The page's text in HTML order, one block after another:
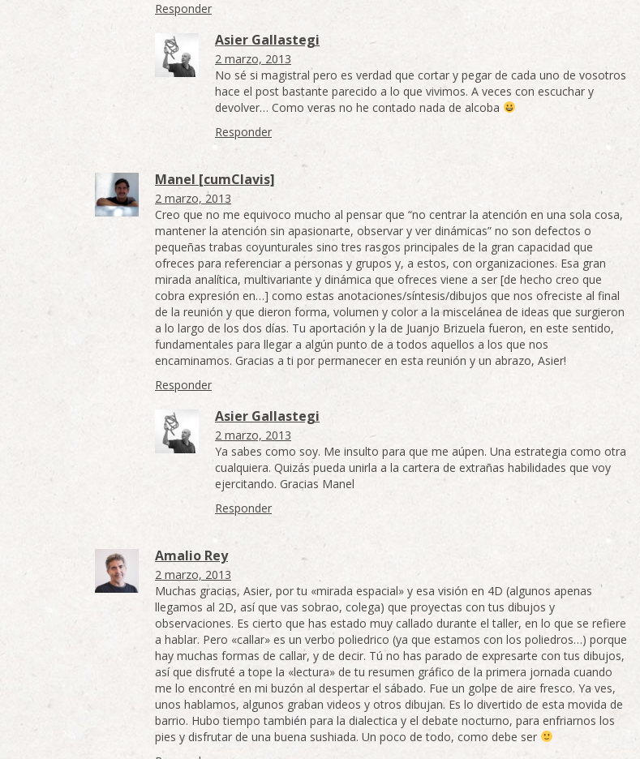
Responder
Asier Gallastegi
2 marzo, 2013
No sé si magistral pero es verdad que cortar y pegar de cada uno de vosotros
hace el post bastante parecido a lo que vivimos. A veces con escuchar y
devolver… Como veras no he contado nada de alcoba
Responder
Manel [cumClavis]
2 marzo, 2013
Creo que no me equivoco mucho al pensar que “no centrar la atención en una sola cosa,
mantener la atención sin apasionarte, observar y ver dinámicas” no son defectos o
pequeñas trabas coyunturales sino tres rasgos principales de la gran capacidad que
ofreces para referenciar a personas y grupos y, a estos, con organizaciones. Esa gran
mirada analítica, multivariante y dinámica que ofreces viene a ser [de hecho creo que
cobra expresión en…] como estas anotaciones/síntesis/dibujos que nos ofreciste al final
de la reunión y que dieron forma, volumen y color a la miscelánea de ideas que surgieron
a lo largo de los dos días. Tu aportación y la de Juanjo Brizuela fueron, en este sentido,
fundamentales para llegar a algún punto de a todos aquellos a los que nos
encaminamos. Gracias a ti por permanecer en esta reunión y un abrazo, Asier!
Responder
Asier Gallastegi
2 marzo, 2013
Ya sabes como soy. Me insulto para que me aúpen. Una estrategia como otra
cualquiera. Quizás pueda unirla a la cartera de extrañas habilidades que voy
ejercitando. Gracias Manel
Responder
Amalio Rey
2 marzo, 2013
Muchas gracias, Asier, por tu «mirada espacial» y esa visión en 4D (algunos apenas
llegamos al 2D, así que vas sobrao, colega) que proyectas con tus dibujos y
observaciones. Es cierto que has estado muy callado durante el taller, en lo que se refiere
a hablar. Pero «callar» es un verbo poliedrico (ya que estamos con los poliedros…) porque
hay muchas formas de callar, y de decir. Tú no has parado de expresarte con tus dibujos,
así que disfruté a tope la «lectura» de tu resumen gráfico de la primera jornada cuando
me lo encontré en mi buzón al despertar el sábado. Fue un golpe de aire fresco. Ya ves,
unos hablamos, algunos graban videos y otros dibujan. Es lo divertido de esta movida de
barrio. Hubo tiempo también para la dialectica y el debate nocturno, para enfriarnos los
pies y disfrutar de una buena sushiada. Un poco de todo, como debe ser